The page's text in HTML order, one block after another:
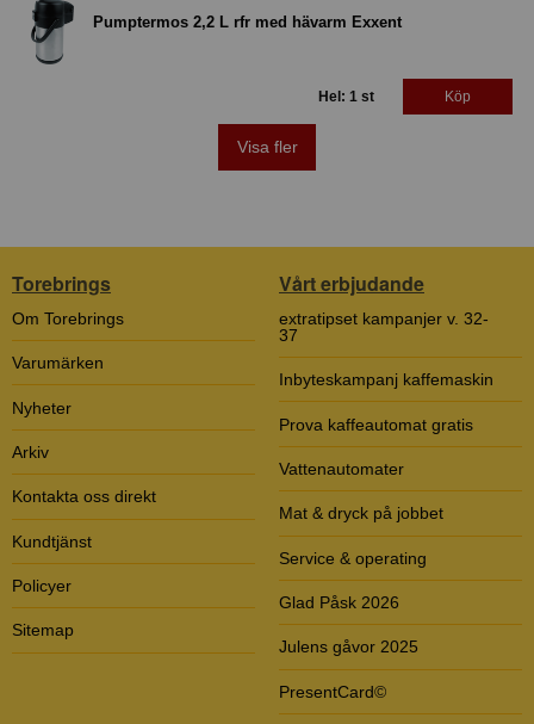
Pumptermos 2,2 L rfr med hävarm Exxent
Hel: 1 st Köp
Visa fler
Torebrings
Om Torebrings
Varumärken
Nyheter
Arkiv
Kontakta oss direkt
Kundtjänst
Policyer
Sitemap
Vårt erbjudande
extratipset kampanjer v. 32-
37
Inbyteskampanj kaffemaskin
Prova kaffeautomat gratis
Vattenautomater
Mat & dryck på jobbet
Service & operating
Glad Påsk 2026
Julens gåvor 2025
PresentCard©